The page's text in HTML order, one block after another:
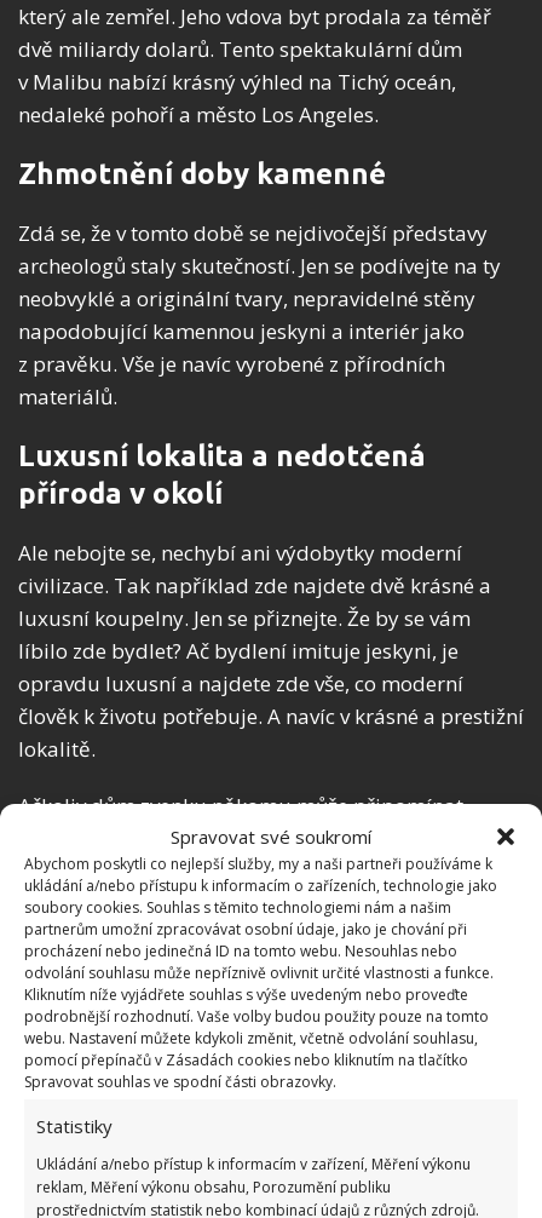
Spravovat své soukromí
Abychom poskytli co nejlepší služby, my a naši partneři používáme k
ukládání a/nebo přístupu k informacím o zařízeních, technologie jako
soubory cookies. Souhlas s těmito technologiemi nám a našim
partnerům umožní zpracovávat osobní údaje, jako je chování při
procházení nebo jedinečná ID na tomto webu. Nesouhlas nebo
odvolání souhlasu může nepříznivě ovlivnit určité vlastnosti a funkce.
Kliknutím níže vyjádřete souhlas s výše uvedeným nebo proveďte
podrobnější rozhodnutí. Vaše volby budou použity pouze na tomto
webu. Nastavení můžete kdykoli změnit, včetně odvolání souhlasu,
pomocí přepínačů v Zásadách cookies nebo kliknutím na tlačítko
Spravovat souhlas ve spodní části obrazovky.
Statistiky
Ukládání a/nebo přístup k informacím v zařízení, Měření výkonu
reklam, Měření výkonu obsahu, Porozumění publiku
prostřednictvím statistik nebo kombinací údajů z různých zdrojů.
který ale zemřel. Jeho vdova byt prodala za téměř
dvě miliardy dolarů. Tento spektakulární dům
v Malibu nabízí krásný výhled na Tichý oceán,
nedaleké pohoří a město Los Angeles.
Zhmotnění doby kamenné
Zdá se, že v tomto době se nejdivočejší představy
archeologů staly skutečností. Jen se podívejte na ty
neobvyklé a originální tvary, nepravidelné stěny
napodobující kamennou jeskyni a interiér jako
z pravěku. Vše je navíc vyrobené z přírodních
materiálů.
Luxusní lokalita a nedotčená
příroda v okolí
Ale nebojte se, nechybí ani výdobytky moderní
civilizace. Tak například zde najdete dvě krásné a
luxusní koupelny. Jen se přiznejte. Že by se vám
líbilo zde bydlet? Ač bydlení imituje jeskyni, je
opravdu luxusní a najdete zde vše, co moderní
člověk k životu potřebuje. A navíc v krásné a prestižní
lokalitě.
Ačkoliv dům zvenku někomu může připomínat
termitiště, nám přijde tento nápad jako skvělý a
zábavný. Proč bychom všichni měli bydlet v nudných
krabicích a na sídlištích? Jedno je jisté – jiný takový
dům nenajdete.
Úvodní Fotografie:AnitaDaniel AndGary Vail